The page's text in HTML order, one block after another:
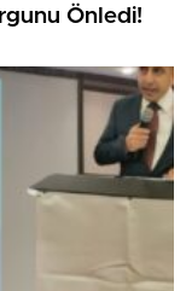
Önledi!